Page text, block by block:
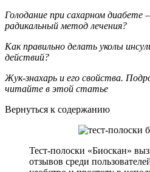
Голодание при сахарном
радикальный метод лечения?
Как правильно делать уколы
действий?
Жук-знахарь и его свойства.
читайте в этой статье
Вернуться к содержанию
Тест-полоски «Биоскан»
отзывов среди